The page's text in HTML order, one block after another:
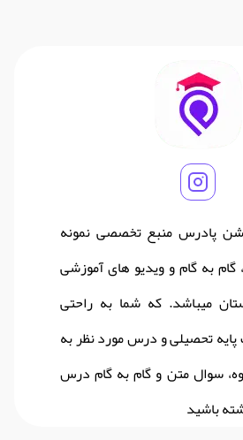
پادرس منبع تخصصی نمونه
گام به گام و ویدیو های آموزشی
میباشد. که شما به راحتی
پایه تحصیلی و درس مورد نظر به
سوال متن و گام به گام درس
باشید